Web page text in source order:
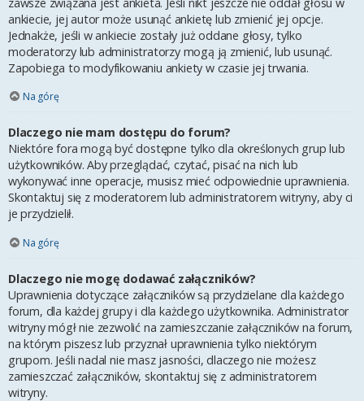
ankiecie, jej autor może usunąć ankietę lub zmienić jej opcje.
Jednakże, jeśli w ankiecie zostały już oddane głosy, tylko
moderatorzy lub administratorzy mogą ją zmienić, lub usunąć.
Zapobiega to modyfikowaniu ankiety w czasie jej trwania.
Na górę
Dlaczego nie mam dostępu do forum?
Niektóre fora mogą być dostępne tylko dla określonych grup lub
użytkowników. Aby przeglądać, czytać, pisać na nich lub
wykonywać inne operacje, musisz mieć odpowiednie uprawnienia.
Skontaktuj się z moderatorem lub administratorem witryny, aby ci
je przydzielił.
Na górę
Dlaczego nie mogę dodawać załączników?
Uprawnienia dotyczące załączników są przydzielane dla każdego
forum, dla każdej grupy i dla każdego użytkownika. Administrator
witryny mógł nie zezwolić na zamieszczanie załączników na forum,
na którym piszesz lub przyznał uprawnienia tylko niektórym
grupom. Jeśli nadal nie masz jasności, dlaczego nie możesz
zamieszczać załączników, skontaktuj się z administratorem
witryny.